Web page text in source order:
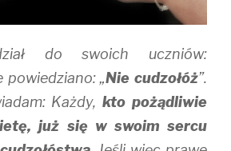
do swoich uczniów:
powiedziano: „Nie cudzołóż”.
Każdy,kto pożądliwie
już się w swoim sercu